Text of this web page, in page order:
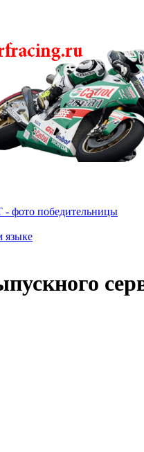
- фото победительницы
языке